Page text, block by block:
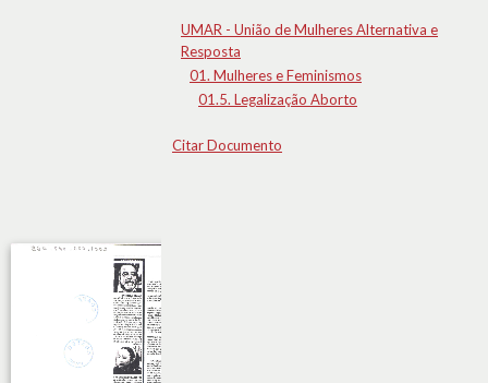
UMAR - União de Mulheres Alternativa e
Resposta
01. Mulheres e Feminismos
01.5. Legalização Aborto
Citar Documento